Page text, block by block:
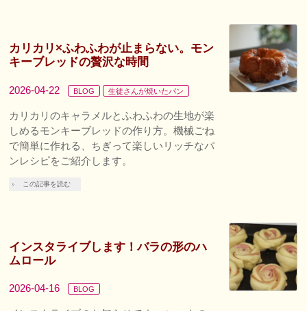
カリカリ×ふわふわが止まらない。モン
キーブレッドの贅沢な時間
2026-04-22 BLOG 生徒さんが焼いたパン
カリカリのキャラメルとふわふわの生地が楽
しめるモンキーブレッドの作り方。機械ごね
で簡単に作れる、ちぎって楽しいリッチなパ
ンレシピをご紹介します。
この記事を読む
インスタライブします！バラの形のハ
ムロール
2026-04-16 BLOG